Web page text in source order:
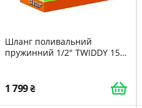
Шланг поливальний
пружинний 1/2" TWIDDY 15м
1 799